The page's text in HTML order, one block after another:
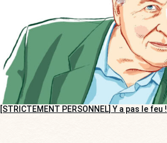
[STRICTEMENT PERSONNEL] Y a pas le feu !